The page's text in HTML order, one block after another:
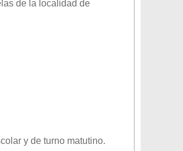
de la localidad de
y de turno matutino.